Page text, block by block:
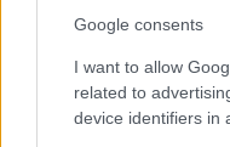
Google consents
I want to allow
related to
device identifiers in
Δημοφιλείς